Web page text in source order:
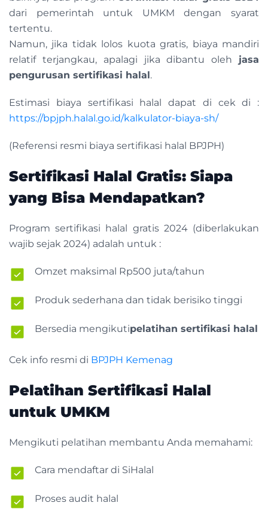
dari pemerintah untuk UMKM dengan syarat
tertentu.
Namun, jika tidak lolos kuota gratis, biaya mandiri
relatif terjangkau, apalagi jika dibantu oleh jasa
pengurusan sertifikasi halal.
Estimasi biaya sertifikasi halal dapat di cek di :
https://bpjph.halal.go.id/kalkulator-biaya-sh/
(Referensi resmi biaya sertifikasi halal BPJPH)
Sertifikasi Halal Gratis: Siapa
yang Bisa Mendapatkan?
Program sertifikasi halal gratis 2024 (diberlakukan
wajib sejak 2024) adalah untuk :
Omzet maksimal Rp500 juta/tahun
Produk sederhana dan tidak berisiko tinggi
Bersedia mengikutipelatihan sertifikasi halal
Cek info resmi di BPJPH Kemenag
Pelatihan Sertifikasi Halal
untuk UMKM
Mengikuti pelatihan membantu Anda memahami:
Cara mendaftar di SiHalal
Proses audit halal